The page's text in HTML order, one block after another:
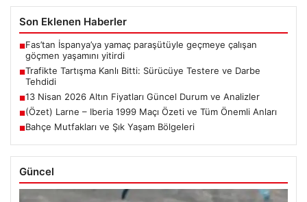
Son Eklenen Haberler
■Fas’tan İspanya’ya yamaç paraşütüyle geçmeye çalışan
göçmen yaşamını yitirdi
■Trafikte Tartışma Kanlı Bitti: Sürücüye Testere ve Darbe
Tehdidi
■13 Nisan 2026 Altın Fiyatları Güncel Durum ve Analizler
■(Özet) Larne – Iberia 1999 Maçı Özeti ve Tüm Önemli Anları
■Bahçe Mutfakları ve Şık Yaşam Bölgeleri
Güncel